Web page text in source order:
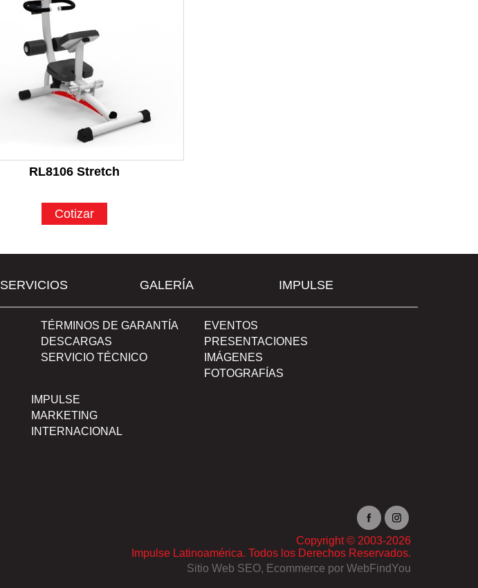
RL8106 Stretch
Cotizar
SERVICIOS GALERÍA IMPULSE
Copyright © 2003-2026
Impulse Latinoamérica. Todos los Derechos Reservados.
Sitio Web SEO, Ecommerce por WebFindYou
TÉRMINOS DE GARANTÍA
DESCARGAS
SERVICIO TÉCNICO
EVENTOS
PRESENTACIONES
IMÁGENES
FOTOGRAFÍAS
IMPULSE
MARKETING
INTERNACIONAL